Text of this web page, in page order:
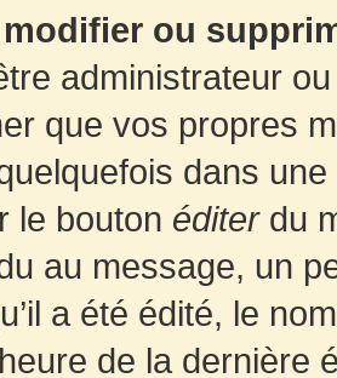
ou
administrateur
que vos propres
dans
le bouton éditerdu
au message, un
a été édité, le
de la dernière